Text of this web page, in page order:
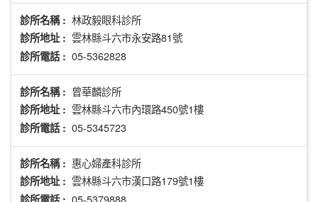
診所名稱 : 林政毅眼科診所
診所地址 : 雲林縣斗六市永安路81號
診所電話 : 05-5362828
診所名稱 : 曾華麟診所
診所地址 : 雲林縣斗六市內環路450號1樓
診所電話 : 05-5345723
診所名稱 : 惠心婦產科診所
診所地址 : 雲林縣斗六市漢口路179號1樓
診所電話 : 05-5379888